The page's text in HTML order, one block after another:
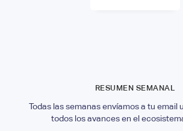
RESUMEN SEMANAL
Todas las semanas envíamos a tu email
todos los avances en el